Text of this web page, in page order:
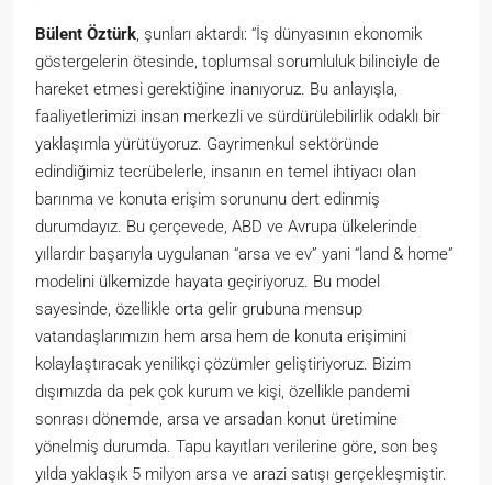
Bülent Öztürk, şunları aktardı: “İş dünyasının ekonomik
göstergelerin ötesinde, toplumsal sorumluluk bilinciyle de
hareket etmesi gerektiğine inanıyoruz. Bu anlayışla,
faaliyetlerimizi insan merkezli ve sürdürülebilirlik odaklı bir
yaklaşımla yürütüyoruz. Gayrimenkul sektöründe
edindiğimiz tecrübelerle, insanın en temel ihtiyacı olan
barınma ve konuta erişim sorununu dert edinmiş
durumdayız. Bu çerçevede, ABD ve Avrupa ülkelerinde
yıllardır başarıyla uygulanan “arsa ve ev” yani “land & home”
modelini ülkemizde hayata geçiriyoruz. Bu model
sayesinde, özellikle orta gelir grubuna mensup
vatandaşlarımızın hem arsa hem de konuta erişimini
kolaylaştıracak yenilikçi çözümler geliştiriyoruz. Bizim
dışımızda da pek çok kurum ve kişi, özellikle pandemi
sonrası dönemde, arsa ve arsadan konut üretimine
yönelmiş durumda. Tapu kayıtları verilerine göre, son beş
yılda yaklaşık 5 milyon arsa ve arazi satışı gerçekleşmiştir.